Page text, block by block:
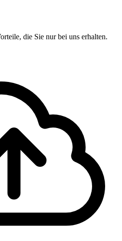
die Sie nur bei uns erhalten.